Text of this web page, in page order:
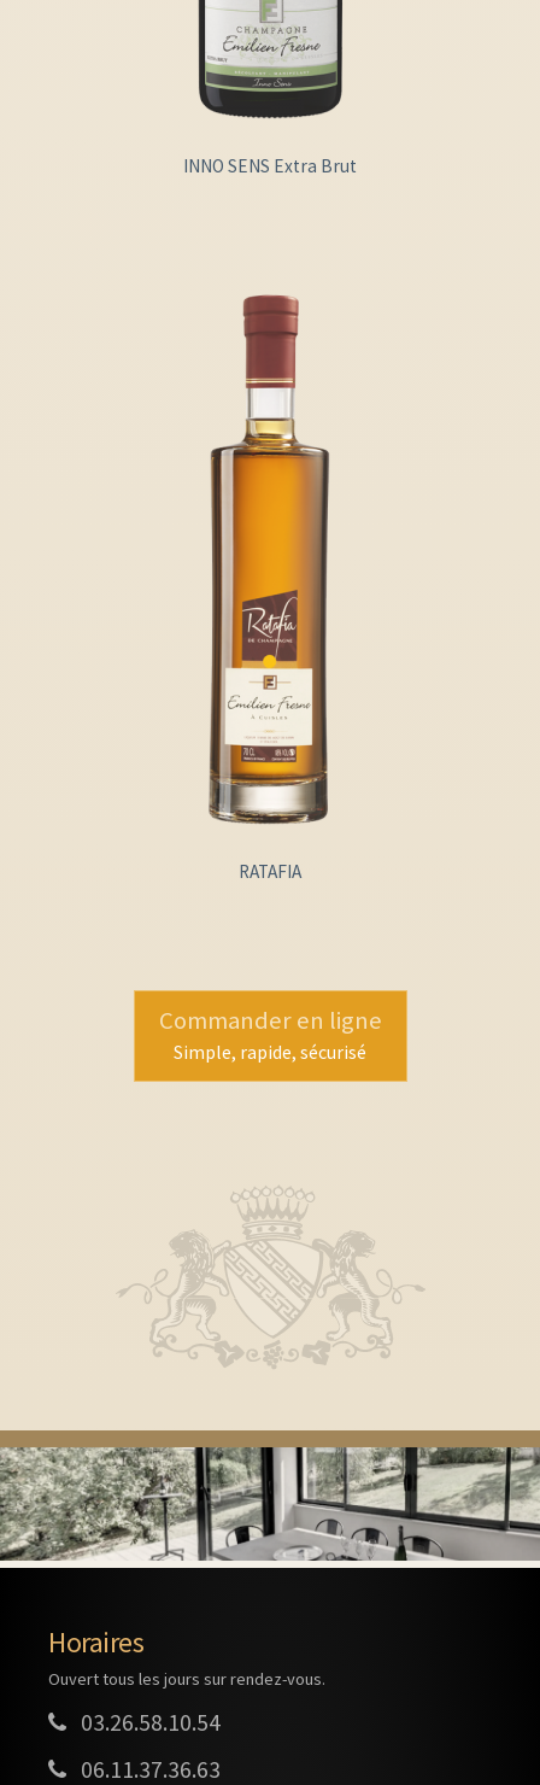
INNO SENS Extra Brut
RATAFIA
Commander en ligne
Simple, rapide, sécurisé
Horaires
Ouvert tous les jours sur rendez-vous.
03.26.58.10.54
06.11.37.36.63